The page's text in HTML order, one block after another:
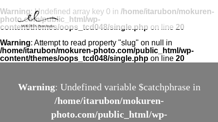
Warning: Undefined array key 0 in /home/itarubon/mokuren-
photo.com/public_html/wp-
content/themes/oops_tcd048/single.php on line 20
Warning: Attempt to read property "slug" on null in
/home/itarubon/mokuren-photo.com/public_html/wp-
content/themes/oops_tcd048/single.php on line 20
Warning: Undefined variable $catchphrase in
/home/itarubon/mokuren-
photo.com/public_html/wp-